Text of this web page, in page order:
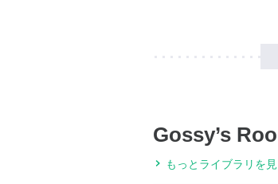
Gossy’s
もっとライブラリを